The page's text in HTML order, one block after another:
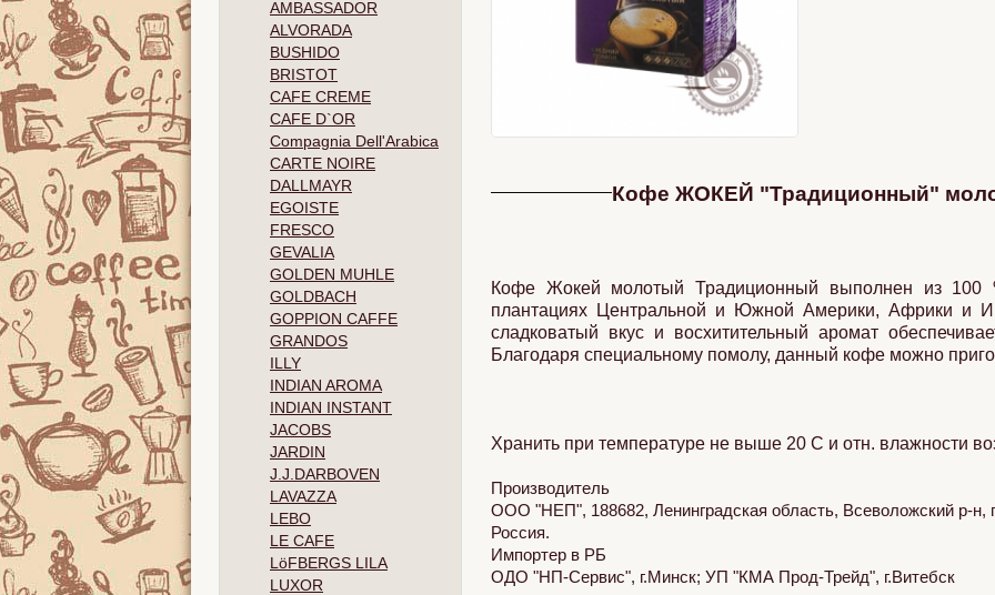
AMBASSADOR
ALVORADA
BUSHIDO
BRISTOT
CAFE CREME
CAFE D`OR
Compagnia Dell'Arabica
CARTE NOIRE
DALLMAYR
EGOISTE
FRESCO
GEVALIA
GOLDEN MUHLE
GOLDBACH
GOPPION CAFFE
GRANDOS
ILLY
INDIAN AROMA
INDIAN INSTANT
JACOBS
JARDIN
J.J.DARBOVEN
LAVAZZA
LEBO
LE CAFE
LöFBERGS LILA
LUXOR
Кофе ЖОКЕЙ "Традиционный"
Кофе Жокей молотый Традиционный выполнен из 100
плантациях Центральной и Южной Америки, Африки и
сладковатый вкус и восхитительный аромат
Благодаря специальному помолу, данный кофе можно
Хранить при температуре не выше 20 С и отн. влажности
Производитель
ООО "НЕП", 188682, Ленинградская область, Всеволожский р-н,
Россия.
Импортер в РБ
ОДО "НП-Сервис", г.Минск; УП "КМА Прод-Трейд", г.Витебск